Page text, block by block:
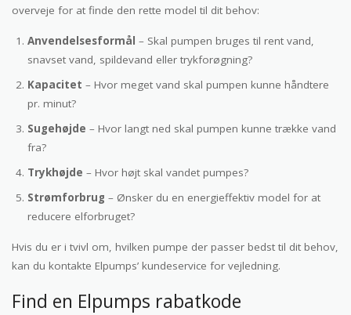
overveje for at finde den rette model til dit behov:
Anvendelsesformål – Skal pumpen bruges til rent vand,
snavset vand, spildevand eller trykforøgning?
Kapacitet – Hvor meget vand skal pumpen kunne håndtere
pr. minut?
Sugehøjde – Hvor langt ned skal pumpen kunne trække vand
fra?
Trykhøjde – Hvor højt skal vandet pumpes?
Strømforbrug – Ønsker du en energieffektiv model for at
reducere elforbruget?
Hvis du er i tvivl om, hvilken pumpe der passer bedst til dit behov,
kan du kontakte Elpumps’ kundeservice for vejledning.
Find en Elpumps rabatkode